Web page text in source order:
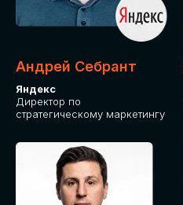
Андрей Себрант
Яндекс
Директор по
стратегическому маркетингу